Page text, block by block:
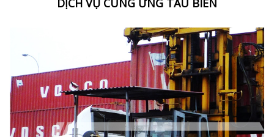
DỊCH VỤ CUNG ỨNG TÀU BIỂN